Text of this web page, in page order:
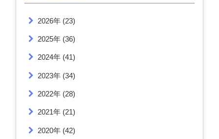
2026年(23)
2025年(36)
2024年(41)
2023年(34)
2022年(28)
2021年(21)
2020年(42)